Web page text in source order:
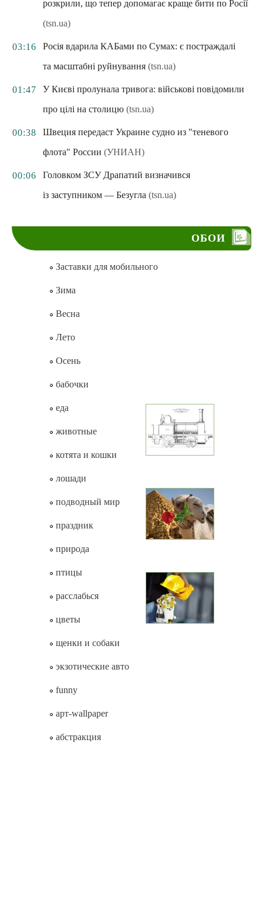
розкрили, що тепер допомагає краще бити по Росії
(tsn.ua)
03:16
Росія вдарила КАБами по Сумах: є постраждалі
та масштабні руйнування (tsn.ua)
01:47
У Києві пролунала тривога: військові повідомили
про цілі на столицю (tsn.ua)
00:38
Швеция передаст Украине судно из "теневого
флота" России (УНИАН)
00:06
Головком ЗСУ Драпатий визначився
із заступником — Безугла (tsn.ua)
ОБОИ
Заставки для мобильного
Зима
Весна
Лето
Осень
бабочки
еда
животные
котята и кошки
лошади
подводный мир
праздник
природа
птицы
расслабься
цветы
щенки и собаки
экзотические авто
funny
арт-wallpaper
абстракция